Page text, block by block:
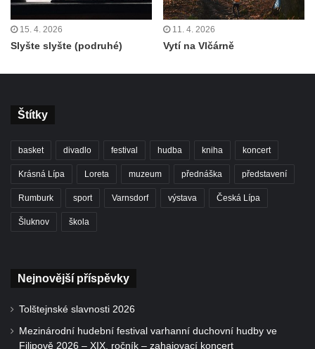
15. 4. 2026
Slyšte slyšte (podruhé)
11. 4. 2026
Vytí na Vlčárně
Štítky
basket divadlo festival hudba kniha koncert
Krásná Lípa Loreta muzeum přednáška představení
Rumburk sport Varnsdorf výstava Česká Lípa
Šluknov škola
Nejnovější příspěvky
Tolštejnské slavnosti 2026
Mezinárodní hudební festival varhanní duchovní hudby ve
Filipově 2026 – XIX. ročník – zahajovací koncert